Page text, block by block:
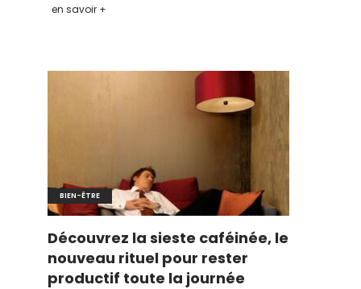
en savoir +
BIEN-ÊTRE
Découvrez la sieste caféinée, le
nouveau rituel pour rester
productif toute la journée